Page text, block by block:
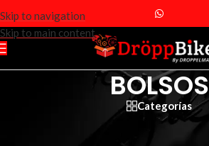
Skip to navigation
Skip to main content
BOLSOS
Categorías
Productos etiquetados “BOLSOS”